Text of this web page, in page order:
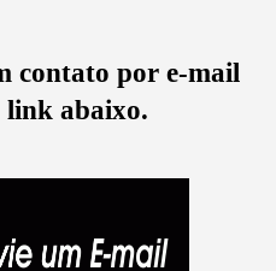
contato por e-mail
link abaixo.